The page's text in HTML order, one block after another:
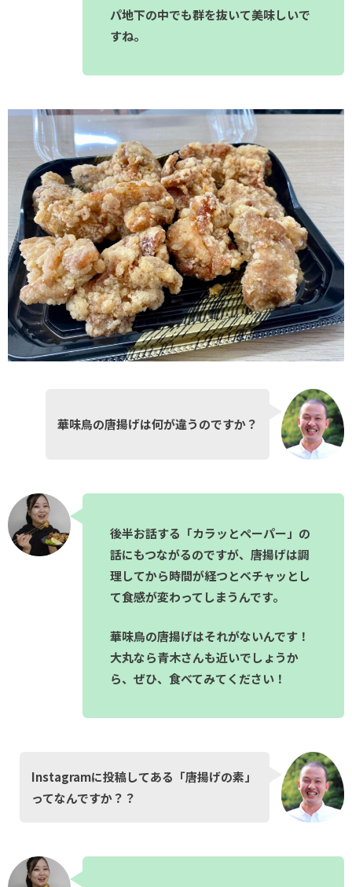
パ地下の中でも群を抜いて美味しいで
すね。
華味鳥の唐揚げは何が違うのですか？
後半お話する「カラッとペーパー」の
話にもつながるのですが、唐揚げは調
理してから時間が経つとベチャッとし
て食感が変わってしまうんです。
華味鳥の唐揚げはそれがないんです！
大丸なら青木さんも近いでしょうか
ら、ぜひ、食べてみてください！
Instagramに投稿してある「唐揚げの素」
ってなんですか？？